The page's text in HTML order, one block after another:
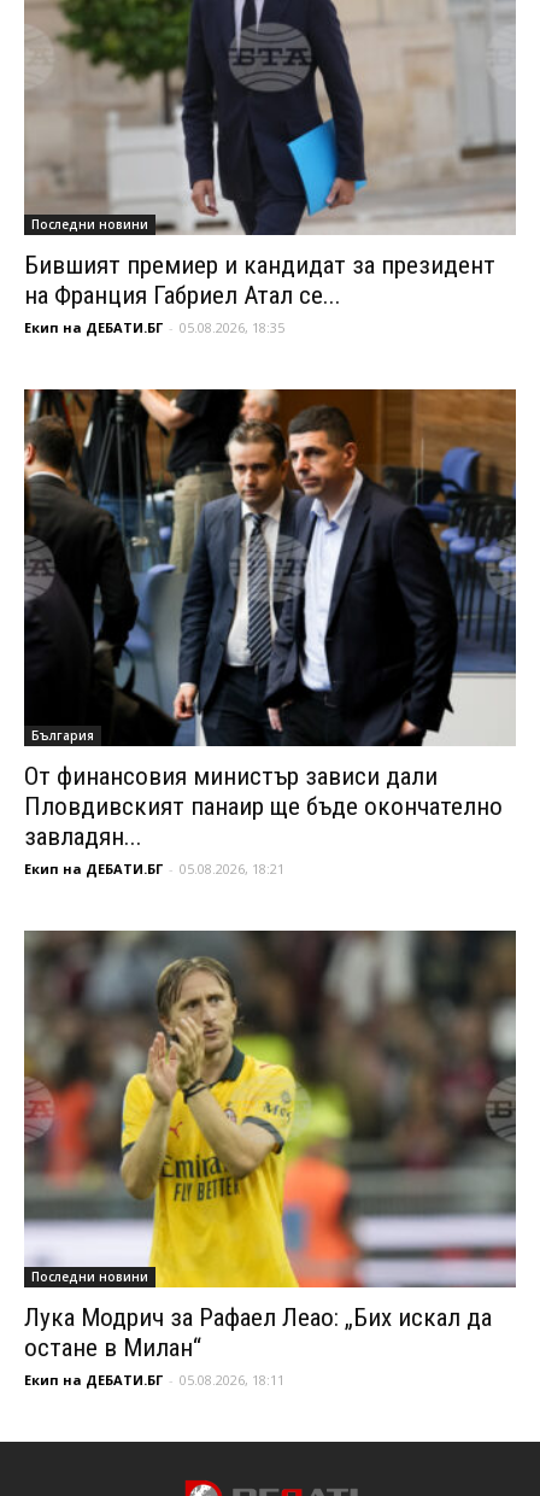
Последни новини
Бившият премиер и кандидат за президент
на Франция Габриел Атал се...
Екип на ДЕБАТИ.БГ - 05.08.2026, 18:35
България
От финансовия министър зависи дали
Пловдивският панаир ще бъде окончателно
завладян...
Екип на ДЕБАТИ.БГ - 05.08.2026, 18:21
Последни новини
Лука Модрич за Рафаел Леао: „Бих искал да
остане в Милан“
Екип на ДЕБАТИ.БГ - 05.08.2026, 18:11